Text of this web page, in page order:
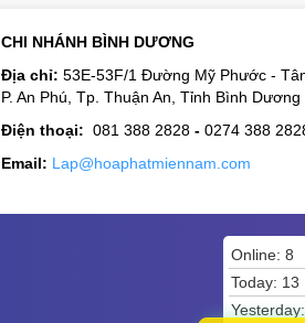
CHI NHÁNH BÌNH DƯƠNG
Địa chỉ: 53E-53F/1 Đường Mỹ Phước -
P. An Phú, Tp. Thuận An, Tỉnh Bình Dương
Điện thoại: 081 388 2828- 0274 388
Email: Lap@hoaphatmiennam.com
Online: 8
Today: 13